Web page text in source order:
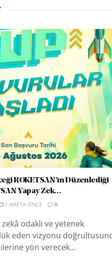
ROKETSAN’ın Düzenlediği
Yapay Zek...
1 HAFTA ÖNCE 0
zekâ odaklı ve yetenek
eden vizyonu
yön verecek...